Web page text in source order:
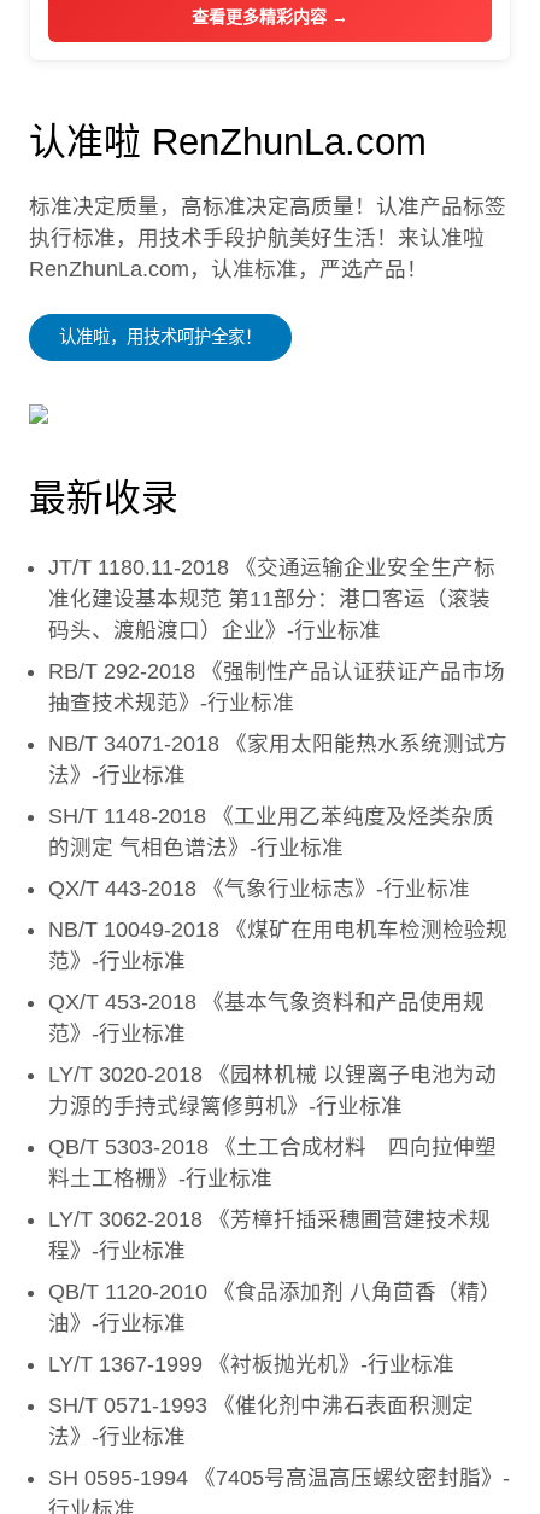
查看更多精彩内容 →
认准啦 RenZhunLa.com
标准决定质量，高标准决定高质量！认准产品标签
执行标准，用技术手段护航美好生活！来认准啦
RenZhunLa.com，认准标准，严选产品！
认准啦，用技术呵护全家！
最新收录
JT/T 1180.11-2018 《交通运输企业安全生产标
准化建设基本规范 第11部分：港口客运（滚装
码头、渡船渡口）企业》-行业标准
RB/T 292-2018 《强制性产品认证获证产品市场
抽查技术规范》-行业标准
NB/T 34071-2018 《家用太阳能热水系统测试方
法》-行业标准
SH/T 1148-2018 《工业用乙苯纯度及烃类杂质
的测定 气相色谱法》-行业标准
QX/T 443-2018 《气象行业标志》-行业标准
NB/T 10049-2018 《煤矿在用电机车检测检验规
范》-行业标准
QX/T 453-2018 《基本气象资料和产品使用规
范》-行业标准
LY/T 3020-2018 《园林机械 以锂离子电池为动
力源的手持式绿篱修剪机》-行业标准
QB/T 5303-2018 《土工合成材料 四向拉伸塑
料土工格栅》-行业标准
LY/T 3062-2018 《芳樟扦插采穗圃营建技术规
程》-行业标准
QB/T 1120-2010 《食品添加剂 八角茴香（精）
油》-行业标准
LY/T 1367-1999 《衬板抛光机》-行业标准
SH/T 0571-1993 《催化剂中沸石表面积测定
法》-行业标准
SH 0595-1994 《7405号高温高压螺纹密封脂》-
行业标准